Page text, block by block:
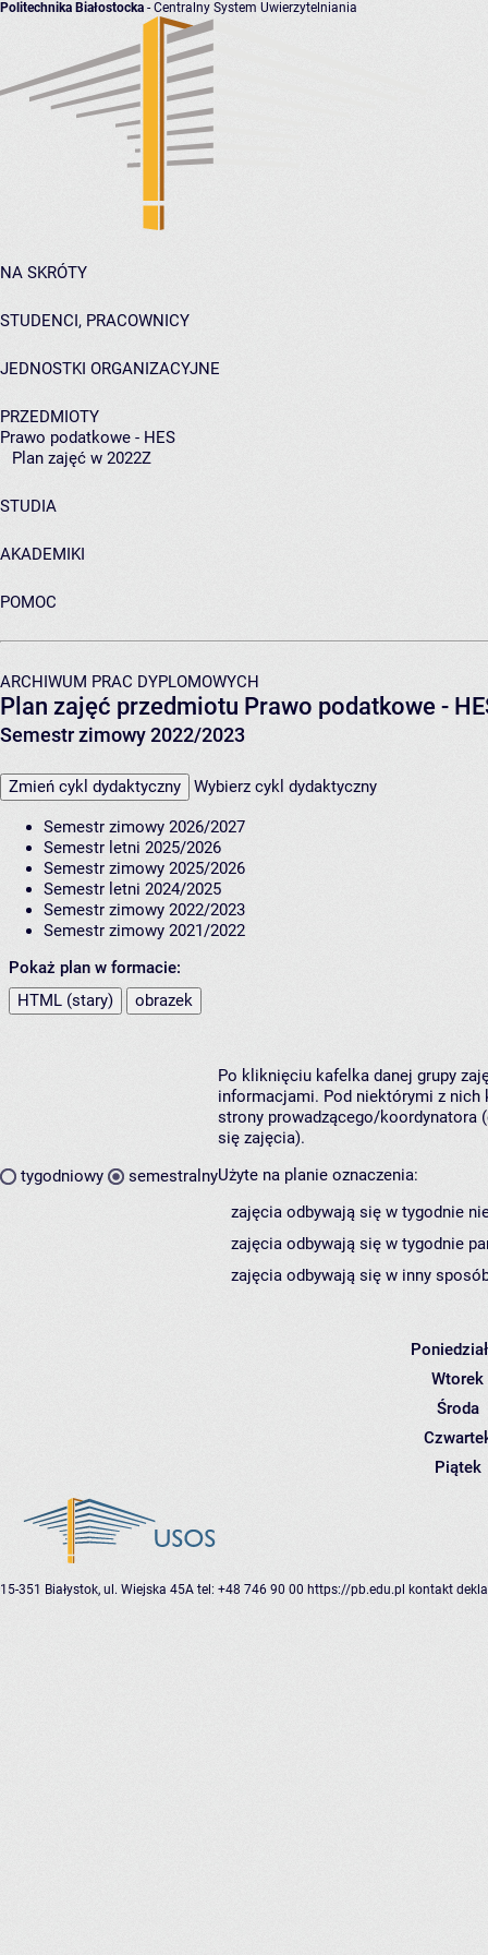
Politechnika Białostocka - Centralny System Uwierzytelniania
NA SKRÓTY
STUDENCI, PRACOWNICY
JEDNOSTKI ORGANIZACYJNE
PRZEDMIOTY
Prawo podatkowe - HES
Plan zajęć w 2022Z
STUDIA
AKADEMIKI
POMOC
ARCHIWUM PRAC DYPLOMOWYCH
Plan zajęć przedmiotu Prawo podatkowe -
Semestr zimowy 2022/2023
Zmień cykl dydaktyczny Wybierz cykl dydaktyczny
Semestr zimowy 2026/2027
Semestr letni 2025/2026
Semestr zimowy 2025/2026
Semestr letni 2024/2025
Semestr zimowy 2022/2023
Semestr zimowy 2021/2022
Pokaż plan w formacie:
HTML (stary)
obrazek
tygodniowy semestralny
Po kliknięciu kafelka danej grupy
informacjami. Pod niektórymi z nich
strony prowadzącego/koordynatora
się zajęcia).
Użyte na planie oznaczenia:
zajęcia odbywają się w tygodnie
zajęcia odbywają się w tygodnie
zajęcia odbywają się w inny
Wtorek
Środa
Piątek
15-351 Białystok, ul. Wiejska 45A tel: +48 746 90 00 https://pb.edu.pl kontakt